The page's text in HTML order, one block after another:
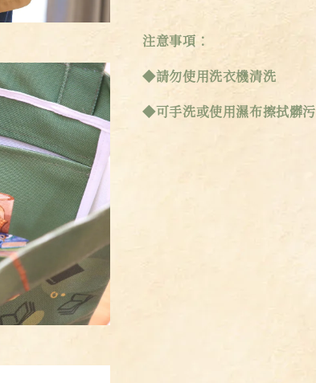
注意事項：
◆請勿使用洗衣機清洗
◆可手洗或使用濕布擦拭髒污